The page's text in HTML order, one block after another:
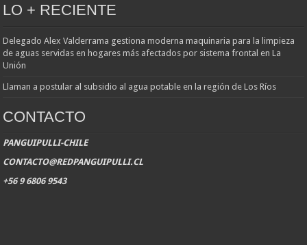
LO + RECIENTE
Delegado Alex Valderrama gestiona moderna maquinaria para la limpieza
de aguas servidas en hogares más afectados por sistema frontal en La
Unión
Llaman a postular al subsidio al agua potable en la región de Los Ríos
CONTACTO
PANGUIPULLI-CHILE
CONTACTO@REDPANGUIPULLI.CL
+56 9 6806 9543